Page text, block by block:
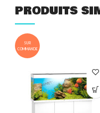
PRODUITS
SUR
COMMANDE